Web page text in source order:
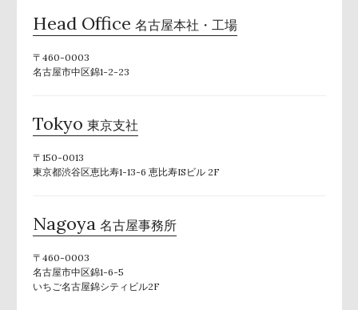
Head Office 名古屋本社・工場
〒460-0003
名古屋市中区錦1-2-23
Tokyo 東京支社
〒150-0013
東京都渋谷区恵比寿1-13-6 恵比寿ISビル 2F
Nagoya 名古屋事務所
〒460-0003
名古屋市中区錦1-6-5
いちご名古屋錦シティビル2F